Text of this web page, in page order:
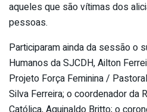
aqueles que são vítimas dos
pessoas.
Participaram ainda da sessão o
Humanos da SJCDH, Ailton
Projeto Força Feminina /
Silva Ferreira; o coordenador da